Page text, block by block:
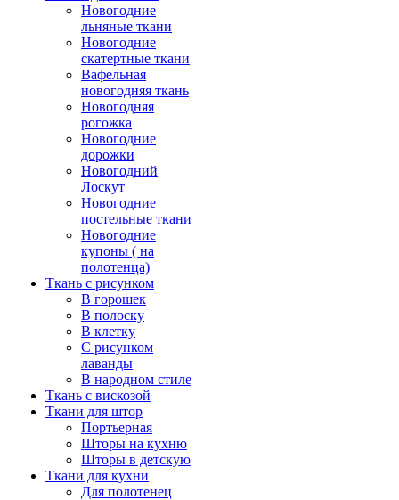
Новогодние
льняные ткани
Новогодние
скатертные ткани
Вафельная
новогодняя ткань
Новогодняя
рогожка
Новогодние
дорожки
Новогодний
Лоскут
Новогодние
постельные ткани
Новогодние
купоны ( на
полотенца)
Ткань с рисунком
В горошек
В полоску
В клетку
С рисунком
лаванды
В народном стиле
Ткань с вискозой
Ткани для штор
Портьерная
Шторы на кухню
Шторы в детскую
Ткани для кухни
Для полотенец